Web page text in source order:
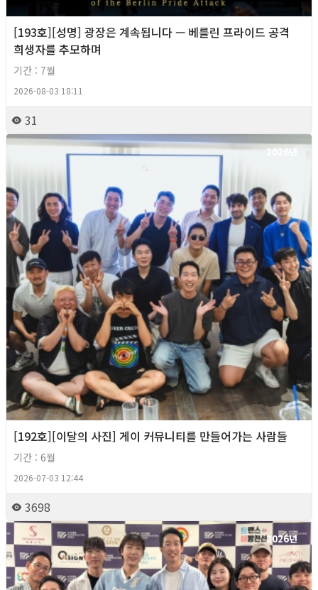
[193호][성명] 광장은 계속됩니다 — 베를린 프라이드 공격
희생자를 추모하며
기간 : 7월
2026-08-03 18:11
31
2026년
[192호][이달의 사진] 게이 커뮤니티를 만들어가는 사람들
기간 : 6월
2026-07-03 12:44
3698
2026년